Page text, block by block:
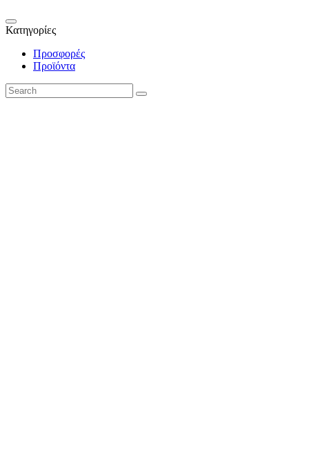
Κατηγορίες
Προσφορές
Προϊόντα